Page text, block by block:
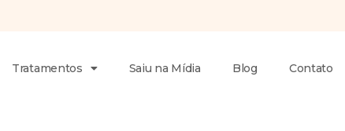
Tratamentos Saiu na Mídia Blog Contato